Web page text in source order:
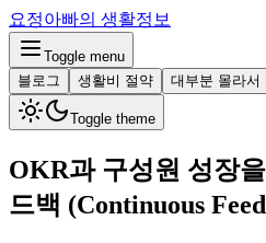
요정아빠의 생활정보
Toggle menu
블로그
생활비 절약 대부분 몰라서
Toggle theme
OKR과 구성원 성장
드백 (Continuous